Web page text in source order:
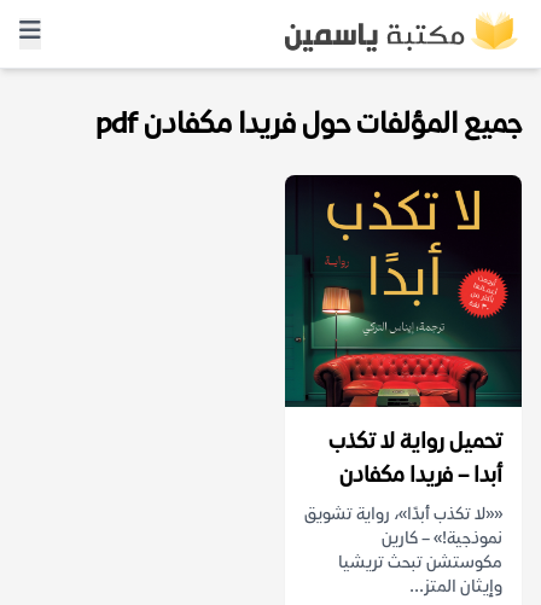
جميع المؤلفات حول فريدا مكفادن pdf
تحميل رواية لا تكذب
أبدا – فريدا مكفادن
««لا تكذب أبدًا»، رواية تشويق
نموذجية!» – كارين
مكوستشن تبحث تريشيا
وإيثان المتز...